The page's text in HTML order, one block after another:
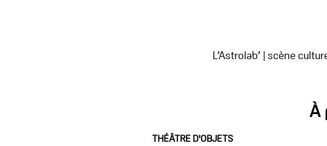
L’Astrolab’ | scène
À
THÉÂTRE D'OBJETS